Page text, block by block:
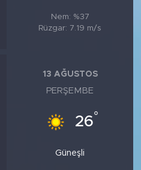
Nem: %37
Rüzgar: 7.19 m/s
13 AĞUSTOS
PERŞEMBE
26°
Güneşli